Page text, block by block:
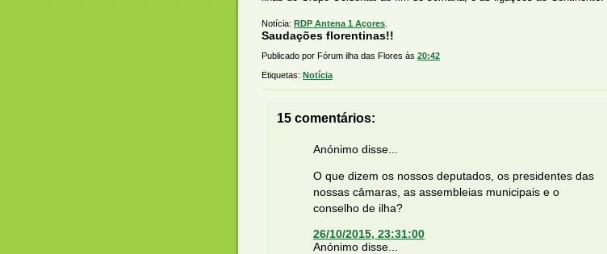
Notícia: RDP Antena 1 Açores
Saudações florentinas!!
Publicado por Fórum ilha das Flores às 20:42
Etiquetas: Notícia
15 comentários:
Anónimo disse...
O que dizem os nossos deputados, os presidentes das
nossas câmaras, as assembleias municipais e o
conselho de ilha?
26/10/2015, 23:31:00
Anónimo disse...